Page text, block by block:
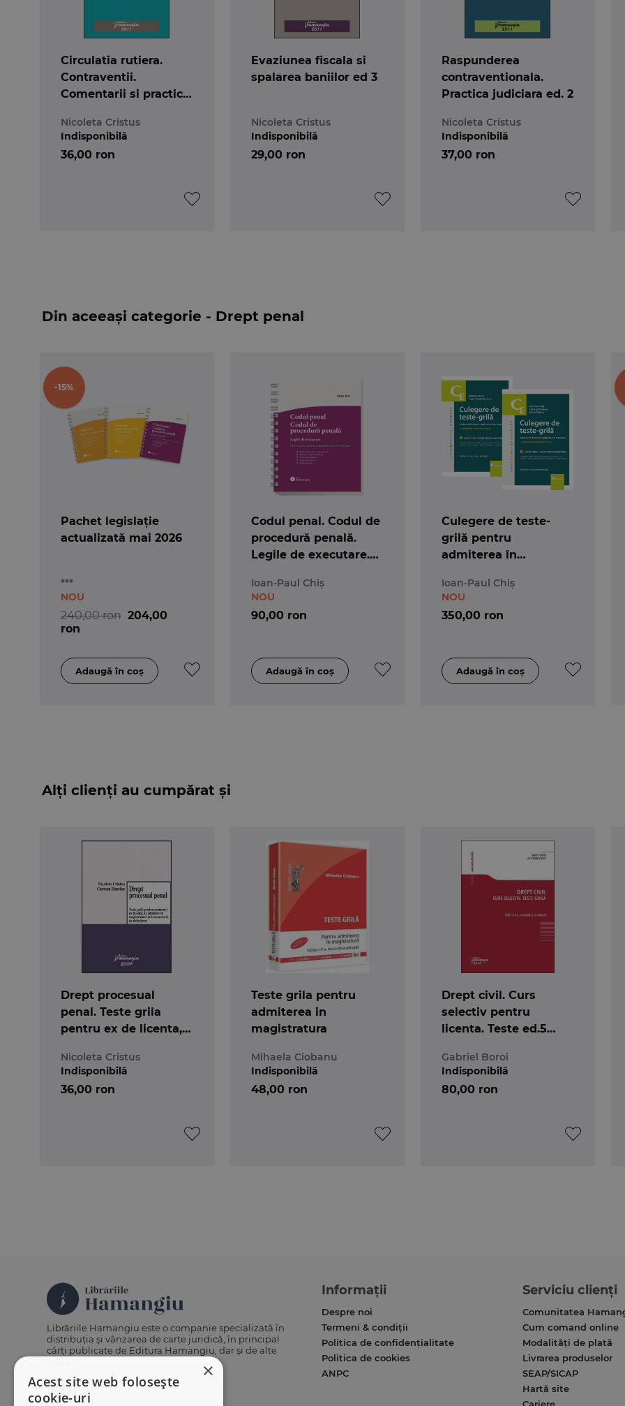
Circulatia rutiera.
Contraventii.
Comentarii si practica
Nicoleta Cristus
36,00 ron
Indisponibilă
Evaziunea fiscala si
spalarea baniilor ed 3
Nicoleta Cristus
29,00 ron
Indisponibilă
Raspunderea
contraventionala.
Practica judiciara ed. 2
Nicoleta Cristus
37,00 ron
Indisponibilă
Din aceeași categorie - Drept penal
-15%
Pachet legislație
actualizată mai 2026
***
240,00 ron 204,00
ron
NOU
Codul penal. Codul de
procedură penală.
Legile de executare.
- Spiralat
Ioan-Paul Chiș
90,00 ron
NOU
Culegere de teste-
grilă pentru
admiterea în
avocatură. Ediția a 7-a
Ioan-Paul Chiș
350,00 ron
NOU
Alți clienți au cumpărat și
Drept procesual
penal. Teste grila
pentru ex de licenta,
magistratura si in
avocatura
Nicoleta Cristus
36,00 ron
Indisponibilă
Teste grila pentru
admiterea in
magistratura
Mihaela Ciobanu
48,00 ron
Indisponibilă
Drept civil. Curs
selectiv pentru
licenta. Teste ed.5
Gabriel Boroi
80,00 ron
Indisponibilă
×
Acest site web folosește
cookie-uri
Librăriile Hamangiu este o companie specializată în
distribuția și vânzarea de carte juridică, în principal
cărți publicate de Editura Hamangiu, dar și de alte
Informații
Despre noi
Termeni & condiții
Politica de confidențialitate
Politica de cookies
ANPC
Serviciu clienți
Comunitatea
Cum comand online
Modalități de plată
Livrarea produselor
SEAP/SICAP
Hartă site